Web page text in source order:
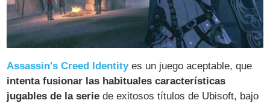
Assassin's Creed Identityes un juego aceptable, que
intenta fusionar las habituales características
jugables de la serie de exitosos títulos de Ubisoft, bajo